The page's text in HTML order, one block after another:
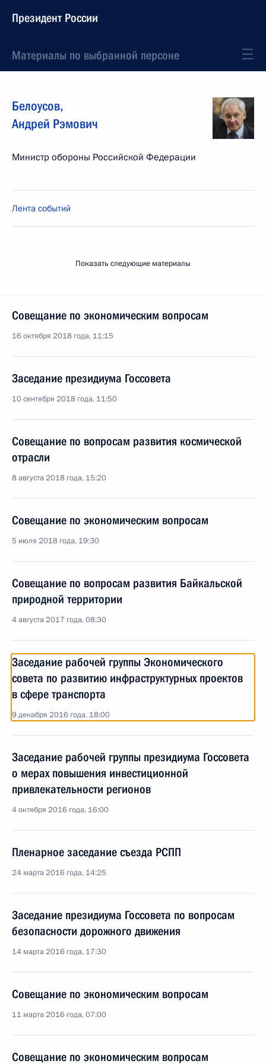
Президент России
Материалы по выбранной персоне
Белоусов,
Андрей Рэмович
Министр обороны Российской Федерации
Лента событий
Показать следующие материалы
Совещание по экономическим вопросам
16 октября 2018 года, 11:15
Заседание президиума Госсовета
10 сентября 2018 года, 11:50
Совещание по вопросам развития космической
отрасли
8 августа 2018 года, 15:20
Совещание по экономическим вопросам
5 июля 2018 года, 19:30
Совещание по вопросам развития Байкальской
природной территории
4 августа 2017 года, 08:30
Заседание рабочей группы Экономического
совета по развитию инфраструктурных проектов
в сфере транспорта
9 декабря 2016 года, 18:00
Заседание рабочей группы президиума Госсовета
о мерах повышения инвестиционной
привлекательности регионов
4 октября 2016 года, 16:00
Пленарное заседание съезда РСПП
24 марта 2016 года, 14:25
Заседание президиума Госсовета по вопросам
безопасности дорожного движения
14 марта 2016 года, 17:30
Совещание по экономическим вопросам
11 марта 2016 года, 07:00
Совещание по экономическим вопросам